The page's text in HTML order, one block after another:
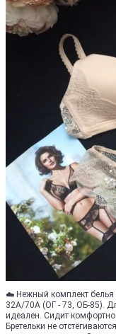
☁️ Нежный комплект белья
32А/70А (ОГ - 73, ОБ-85).
идеален. Сидит
Бретельки не